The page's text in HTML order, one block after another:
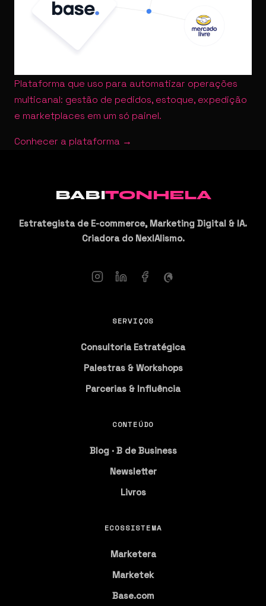
Plataforma que uso para automatizar operações
multicanal: gestão de pedidos, estoque, expedição
e marketplaces em um só painel.
Conhecer a plataforma →
BABITONHELA
Estrategista de E-commerce, Marketing Digital & IA.
Criadora do NexIAlismo.
SERVIÇOS
Consultoria Estratégica
Palestras & Workshops
Parcerias & Influência
CONTEÚDO
Blog · B de Business
Newsletter
Livros
ECOSSISTEMA
Marketera
Marketek
Base.com